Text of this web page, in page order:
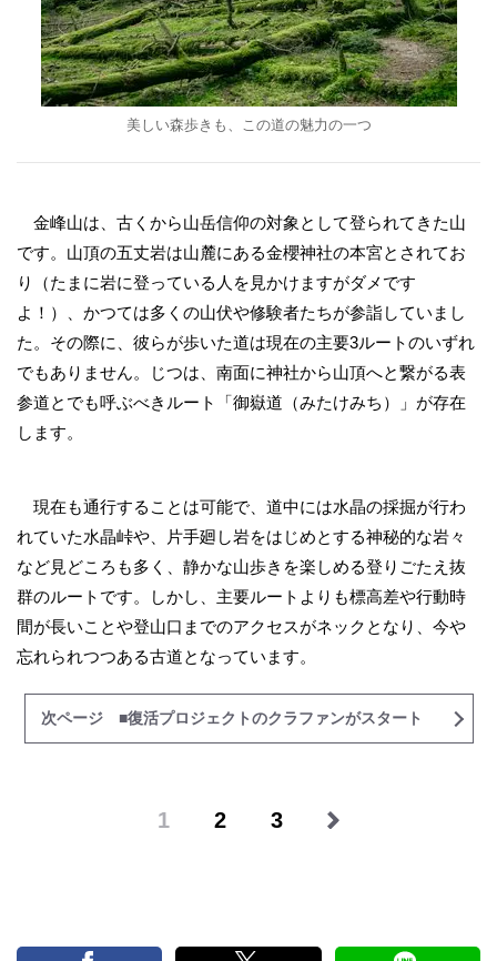
美しい森歩きも、この道の魅力の一つ
金峰山は、古くから山岳信仰の対象として登られてきた山
です。山頂の五丈岩は山麓にある金櫻神社の本宮とされてお
り（たまに岩に登っている人を見かけますがダメです
よ！）、かつては多くの山伏や修験者たちが参詣していまし
た。その際に、彼らが歩いた道は現在の主要3ルートのいずれ
でもありません。じつは、南面に神社から山頂へと繋がる表
参道とでも呼ぶべきルート「御嶽道（みたけみち）」が存在
します。
現在も通行することは可能で、道中には水晶の採掘が行わ
れていた水晶峠や、片手廻し岩をはじめとする神秘的な岩々
など見どころも多く、静かな山歩きを楽しめる登りごたえ抜
群のルートです。しかし、主要ルートよりも標高差や行動時
間が長いことや登山口までのアクセスがネックとなり、今や
忘れられつつある古道となっています。
次ページ ■復活プロジェクトのクラファンがスタート
1 2 3